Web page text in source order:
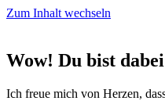
Zum Inhalt wechseln
Wow! Du bist
Ich freue mich von Herzen,